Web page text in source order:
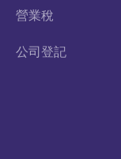
營業稅
公司登記